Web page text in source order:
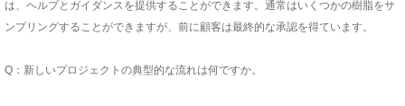
は、ヘルプとガイダンスを提供することができます。通常はいくつかの樹脂をサ
ンプリングすることができますが、前に顧客は最終的な承認を得ています。
Q：新しいプロジェクトの典型的な流れは何ですか。